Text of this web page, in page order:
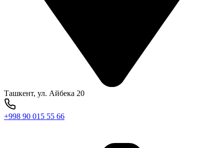
Ташкент, ул. Айбека 20
+998 90 015 55 66